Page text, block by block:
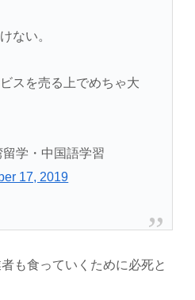
ない。
スを売る上でめちゃ大
学・中国語学習
17, 2019
も食っていくために必死と